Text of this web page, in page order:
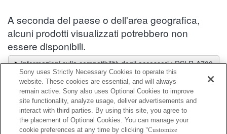
A seconda del paese o dell'area geografica,
alcuni prodotti visualizzati potrebbero non
essere disponibili.
Informazioni sulla compatibilità degli accessori : DSLR-A700
Selettore obiettivi
Seleziona un obiettivo consigliato per le foto che desideri scattare
Impugnatura verticale
Sony uses Strictly Necessary Cookies to operate this
website. These cookies are essential, and will always
remain active. Sony also uses Optional Cookies to improve
site functionality, analyze usage, deliver advertisements and
interact with third parties. By using this site, you agree to
the placement of Optional Cookies. You can manage your
cookie preferences at any time by clicking "Customize